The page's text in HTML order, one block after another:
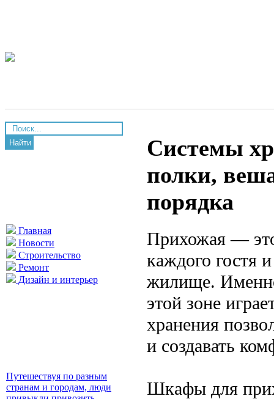
Найти
Главная
Новости
Строительство
Ремонт
Дизайн и интерьер
Путешествуя по разным
странам и городам, люди
Системы
полки,
порядка
Прихожая — это
каждого гостя
жилище.
этой зоне
хранения
и создавать
Шкафы для